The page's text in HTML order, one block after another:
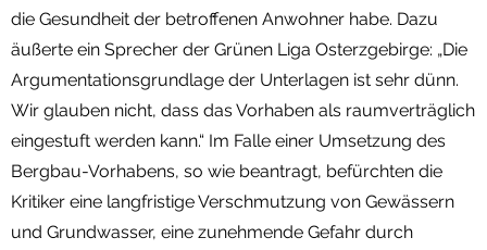
die Gesundheit der betroffenen Anwohner habe. Dazu
äußerte ein Sprecher der Grünen Liga Osterzgebirge: „Die
Argumentationsgrundlage der Unterlagen ist sehr dünn.
Wir glauben nicht, dass das Vorhaben als raumverträglich
eingestuft werden kann.“ Im Falle einer Umsetzung des
Bergbau-Vorhabens, so wie beantragt, befürchten die
Kritiker eine langfristige Verschmutzung von Gewässern
und Grundwasser, eine zunehmende Gefahr durch